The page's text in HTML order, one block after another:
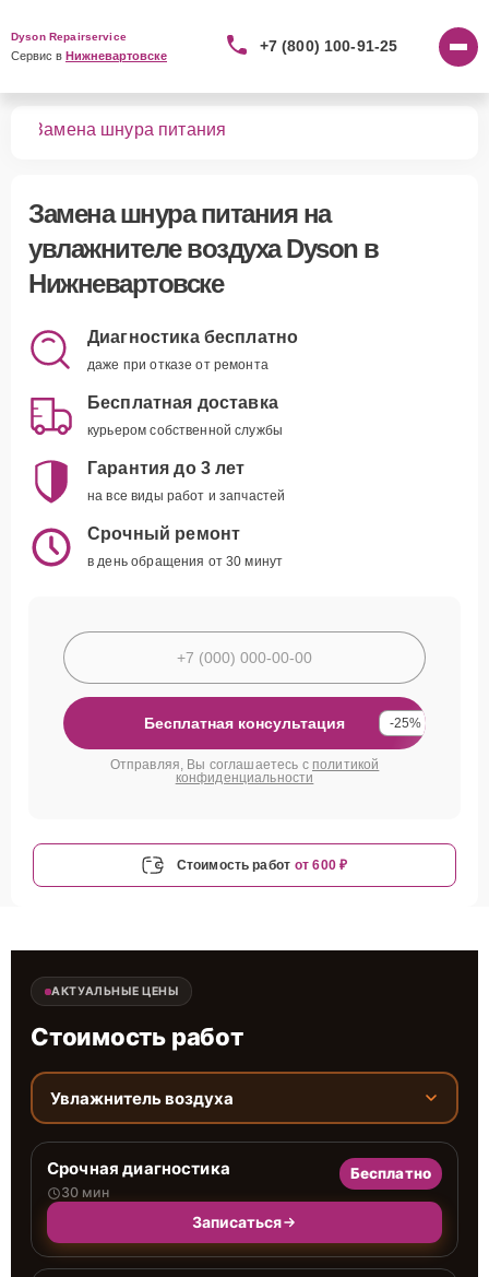
Dyson Repairservice
Сервис в Нижневартовске
+7 (800) 100-91-25
Замена шнура питания
Замена шнура питанияна
увлажнителе воздуха Dyson в
Нижневартовске
Диагностика бесплатно
даже при отказе от ремонта
Бесплатная доставка
курьером собственной службы
Гарантия до 3 лет
на все виды работ и запчастей
Срочный ремонт
в день обращения от 30 минут
Бесплатная консультация -25%
Отправляя, Вы соглашаетесь с политикой
конфиденциальности
Стоимость работ от 600 ₽
АКТУАЛЬНЫЕ ЦЕНЫ
Стоимость работ
Увлажнитель воздуха
Срочная диагностика
30 мин
Бесплатно
Записаться